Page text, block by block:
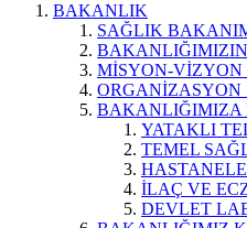
BAKANLIK
SAĞLIK
MİSYON-VİZYON
ORGANİZASYON
BAKANLIĞIMIZA
YATAKLI
TEMEL
İLAÇ VE
DEVLET